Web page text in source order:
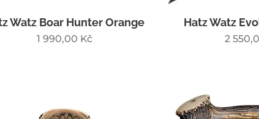
Watz Boar Hunter Orange
1 990,00 Kč
Hatz Watz
2